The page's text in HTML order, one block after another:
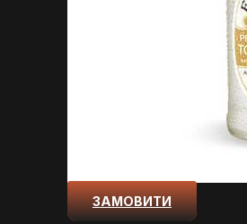
ЗАМОВИТИ